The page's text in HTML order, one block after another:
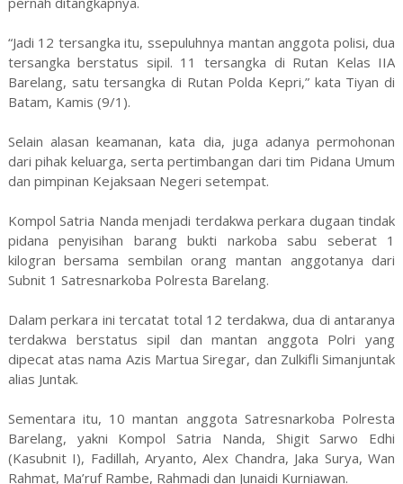
“Jadi 12 tersangka itu, ssepuluhnya mantan anggota polisi, dua
tersangka berstatus sipil. 11 tersangka di Rutan Kelas IIA
Barelang, satu tersangka di Rutan Polda Kepri,” kata Tiyan di
Batam, Kamis (9/1).
Selain alasan keamanan, kata dia, juga adanya permohonan
dari pihak keluarga, serta pertimbangan dari tim Pidana Umum
dan pimpinan Kejaksaan Negeri setempat.
Kompol Satria Nanda menjadi terdakwa perkara dugaan tindak
pidana penyisihan barang bukti narkoba sabu seberat 1
kilogran bersama sembilan orang mantan anggotanya dari
Subnit 1 Satresnarkoba Polresta Barelang.
Dalam perkara ini tercatat total 12 terdakwa, dua di antaranya
terdakwa berstatus sipil dan mantan anggota Polri yang
dipecat atas nama Azis Martua Siregar, dan Zulkifli Simanjuntak
alias Juntak.
Sementara itu, 10 mantan anggota Satresnarkoba Polresta
Barelang, yakni Kompol Satria Nanda, Shigit Sarwo Edhi
(Kasubnit I), Fadillah, Aryanto, Alex Chandra, Jaka Surya, Wan
Rahmat, Ma’ruf Rambe, Rahmadi dan Junaidi Kurniawan.